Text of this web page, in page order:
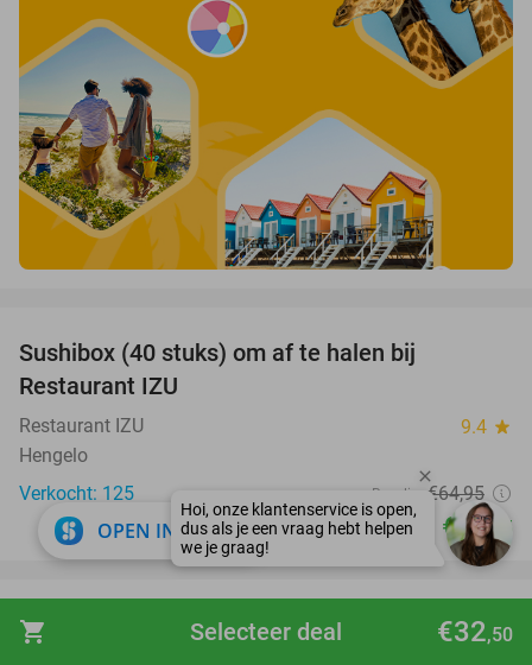
shopping_cart €32,50
Selecteer deal
Sushibox (40 stuks) om af te halen bij
Restaurant IZU
Restaurant IZU 9.4 star
Hengelo
Verkocht: 125
Regulier €64,95
€29,95
51%
favorite_border
Overnachting voor 2 + evt. ontbijt op de
OPEN IN APP close